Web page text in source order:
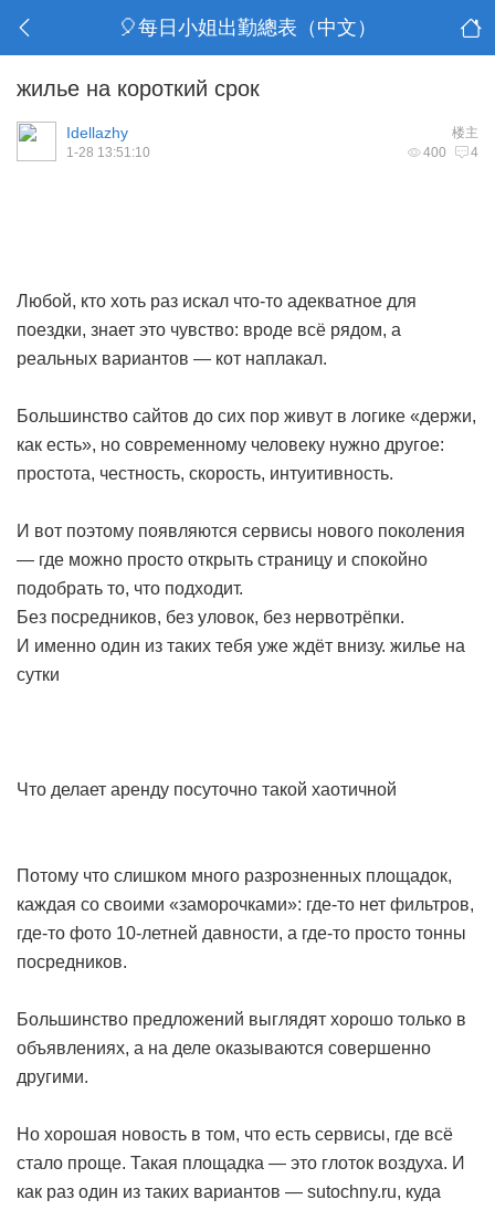
🎈每日小姐出勤總表（中文）
жилье на короткий срок
楼主
Idellazhy
400 4
1-28 13:51:10
Любой, кто хоть раз искал что-то адекватное для
поездки, знает это чувство: вроде всё рядом, а
реальных вариантов — кот наплакал.
Большинство сайтов до сих пор живут в логике «держи,
как есть», но современному человеку нужно другое:
простота, честность, скорость, интуитивность.
И вот поэтому появляются сервисы нового поколения
— где можно просто открыть страницу и спокойно
подобрать то, что подходит.
Без посредников, без уловок, без нервотрёпки.
И именно один из таких тебя уже ждёт внизу. жилье на
сутки
Что делает аренду посуточно такой хаотичной
Потому что слишком много разрозненных площадок,
каждая со своими «заморочками»: где-то нет фильтров,
где-то фото 10-летней давности, а где-то просто тонны
посредников.
Большинство предложений выглядят хорошо только в
объявлениях, а на деле оказываются совершенно
другими.
Но хорошая новость в том, что есть сервисы, где всё
стало проще. Такая площадка — это глоток воздуха. И
как раз один из таких вариантов — sutochny.ru, куда